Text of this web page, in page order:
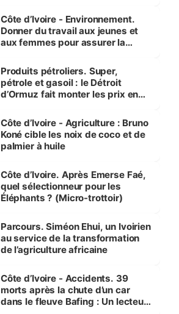
Côte d’Ivoire - Environnement.
Donner du travail aux jeunes et
aux femmes pour assurer la
menacées
Produits pétroliers. Super,
pétrole et gasoil : le Détroit
d’Ormuz fait monter les prix en
Côte d’Ivoire - Agriculture : Bruno
Koné cible les noix de coco et de
palmier à huile
Côte d’Ivoire. Après Emerse Faé,
quel sélectionneur pour les
Éléphants ? (Micro-trottoir)
Parcours. Siméon Ehui, un Ivoirien
au service de la transformation
de l’agriculture africaine
Côte d’Ivoire - Accidents. 39
morts après la chute d’un car
dans le fleuve Bafing : Un lecteur